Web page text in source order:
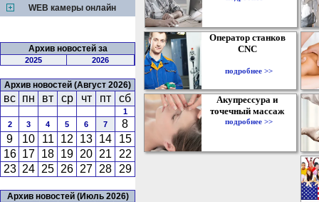
WEB камеры онлайн
Архив новостей за
2025 2026
Архив новостей (Август 2026)
вс пн вт ср чт пт сб
1
2
3 4 5 6 7
8
9
10 11 12 13 14
15
16 17 18 19 20 21
22
23 24 25 26 27 28 29
Архив новостей (Июль 2026)
Оператор станков
CNC
подробнее >>
Акупрессура и
точечный массаж
подробнее >>